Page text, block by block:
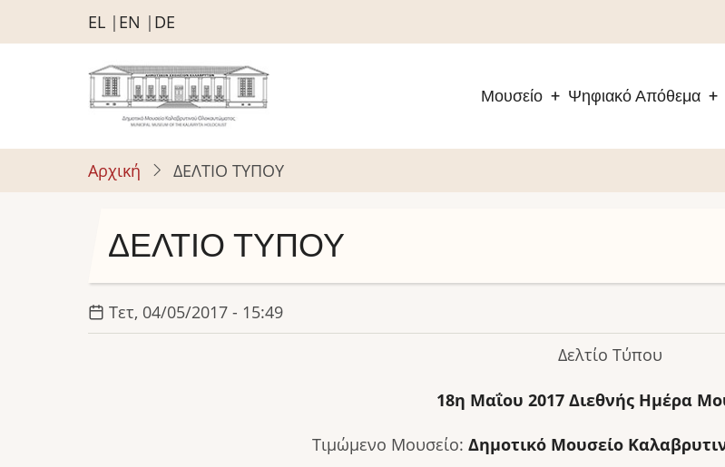
Παράκαμψη
προς
περιεχόμενο
EL EN DE
Μουσείο Ψηφιακό Απόθεμα
Αρχική ΔΕΛΤΙΟ ΤΥΠΟΥ
ΔΕΛΤΙΟ ΤΥΠΟΥ
Τετ, 04/05/2017 - 15:49
Δελτίο Τύπου
18η Μαΐου 2017 Διεθνής Ημέρα
Τιμώμενο Μουσείο: Δημοτικό Μουσείο